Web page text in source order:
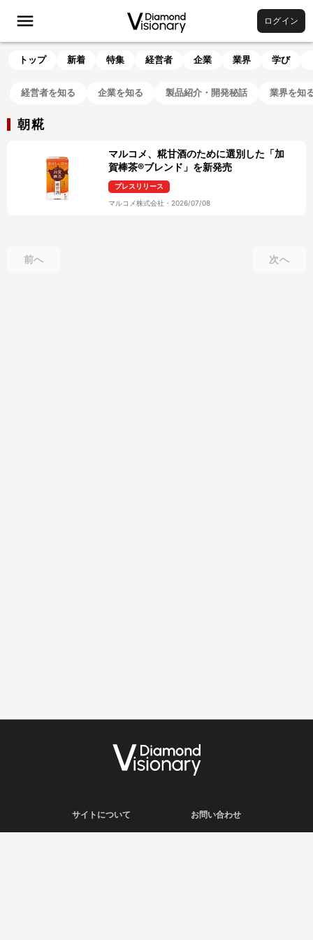
ログイン
トップ 新着 特集 経営者 企業 業界 学び
経営者を知る 企業を知る 製品紹介・開発秘話 業界を知
朝糀
マルコメ、糀甘酒のために選別した「加
賀棒茶®ブレンド」を新発売
プレスリリース
マルコメ株式会社 ・ 2026/07/08
前へ 次へ
サイトについて お問い合わせ